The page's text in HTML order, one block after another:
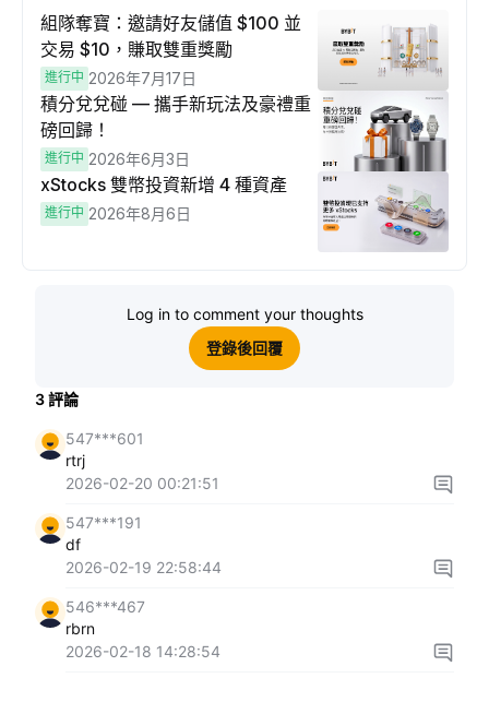
組隊奪寶：邀請好友儲值 $100 並
交易 $10，賺取雙重獎勵
進行中 2026年7月17日
積分兌兌碰 — 攜手新玩法及豪禮重
磅回歸！
進行中 2026年6月3日
xStocks 雙幣投資新增 4 種資產
進行中 2026年8月6日
Log in to comment your thoughts
登錄後回覆
3評論
547***601
rtrj
2026-02-20 00:21:51
547***191
df
2026-02-19 22:58:44
546***467
rbrn
2026-02-18 14:28:54